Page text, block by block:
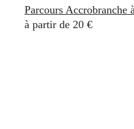
Parcours Accrobranche
à partir de 20 €